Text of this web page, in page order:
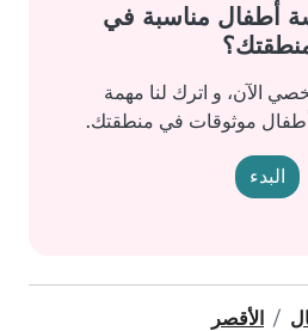
أطفال مناسبة في
الآن، و اترك لنا مهمة
موثوقات في منطقتك.
البدء
الأقصر